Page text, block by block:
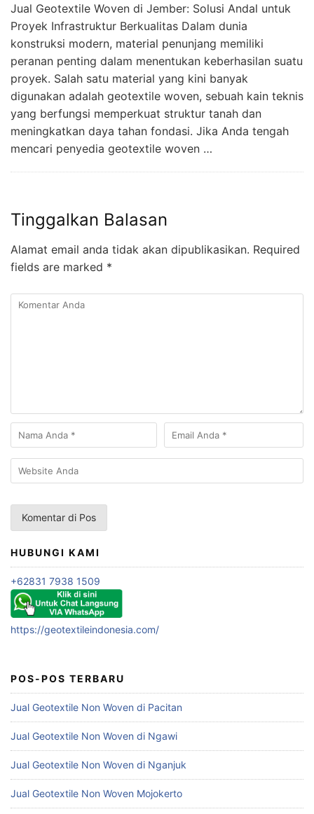
Jual Geotextile Woven di Jember: Solusi Andal untuk
Proyek Infrastruktur Berkualitas Dalam dunia
konstruksi modern, material penunjang memiliki
peranan penting dalam menentukan keberhasilan suatu
proyek. Salah satu material yang kini banyak
digunakan adalah geotextile woven, sebuah kain teknis
yang berfungsi memperkuat struktur tanah dan
meningkatkan daya tahan fondasi. Jika Anda tengah
mencari penyedia geotextile woven …
Tinggalkan Balasan
Alamat email anda tidak akan dipublikasikan. Required
fields are marked *
HUBUNGI KAMI
+62831 7938 1509
https://geotextileindonesia.com/
POS-POS TERBARU
Jual Geotextile Non Woven di Pacitan
Jual Geotextile Non Woven di Ngawi
Jual Geotextile Non Woven di Nganjuk
Jual Geotextile Non Woven Mojokerto